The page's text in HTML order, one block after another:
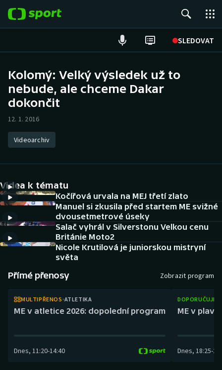
SLEDOVAT
Hokej
Atletika
DALŠÍ SPORTY
Americký fotbal
Baseball a softbal
Biatlon
Boby a skeleton
Curling
NEPŘEHLÉDNĚTE
Historické návraty
Aplikace ČT sport
AZ kvíz
Kolomý: Velký výsledek už to
nebude, ale chceme Dakar
dokončit
12. 1. 2016
Videoarchiv
Videa k tématu
Kočířová urvala na MEJ třetí zlato
Manuel si zkusila před startem ME svižné
dvousetmetrové úseky
Salač vyhrál v Silverstonu Velkou cenu
Británie Moto2
Nicole Krutilová je juniorskou mistryní
světa
Přímé přenosy Zobrazit program
MULTIPŘENOS ATLETIKA
ME v atletice 2026: dopolední program
Dnes, 11:20-14:40
ME v
Dnes, 18:25-